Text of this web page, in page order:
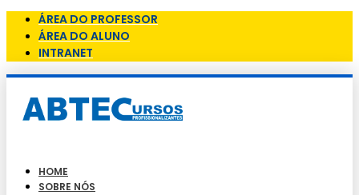
ÁREA DO PROFESSOR
ÁREA DO ALUNO
INTRANET
HOME
SOBRE NÓS